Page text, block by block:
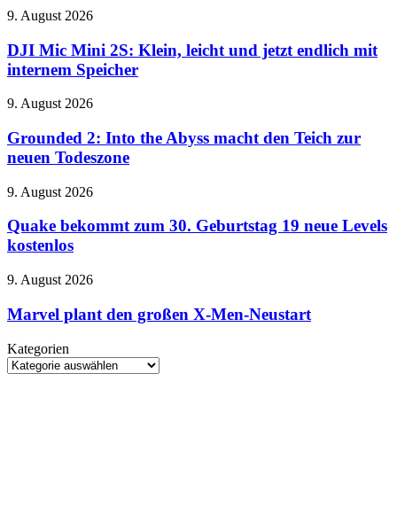
die
DJI
Mini
2S:
Klein,
und
endlich
mit
Speicher
9. August 2026
DJI Mic Mini 2S: Klein, leicht und jetzt endlich mit
internem Speicher
Grounded
Into
the
Abyss
den
zur
neuen
9. August 2026
Grounded 2: Into the Abyss macht den Teich zur
neuen Todeszone
Quake
zum
30.
Geburtstag
neue
kostenlos
9. August 2026
Quake bekommt zum 30. Geburtstag 19 neue Levels
kostenlos
Marvel
den
großen
X-
Men-
Neustart
9. August 2026
Marvel plant den großen X-Men-Neustart
Kategorien
Kategorien